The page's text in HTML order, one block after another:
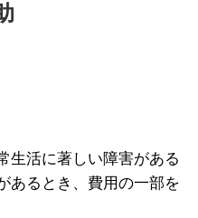
生活に著しい障害がある
あるとき、費用の一部を